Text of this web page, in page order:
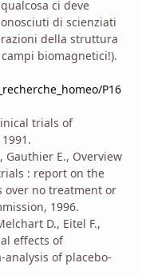
ci deve
di scienziati
della struttura
biomagnetici!).
P16
trials of
Gauthier E., Overview
: report on the
over no treatment or
1996.
D., Eitel F.,
effects of
analysis of placebo-